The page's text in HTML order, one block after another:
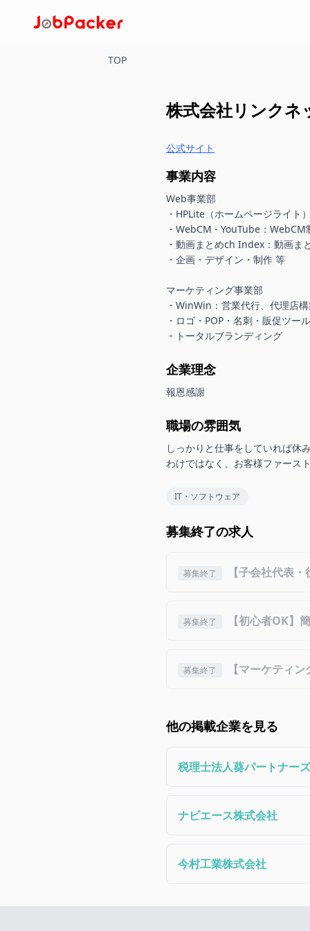
TOP
株式会社リンクネ
公式サイト
事業内容
Web事業部
・HPLite（ホームページライト
・WebCM - YouTube：WebCM
・動画まとめch Index：動画ま
・企画・デザイン・制作 等
マーケティング事業部
・WinWin：営業代行、代理店
・ロゴ・POP・名刺・販促ツー
・トータルブランディング
企業理念
報恩感謝
職場の雰囲気
しっかりと仕事をしていれば休
わけではなく、お客様ファース
IT・ソフトウェア
募集終了の求人
募集終了 【子会社代表
募集終了 【初心者OK】
募集終了 【マーケティ
他の掲載企業を見る
税理士法人葵パートナーズ
ナビエース株式会社
今村工業株式会社